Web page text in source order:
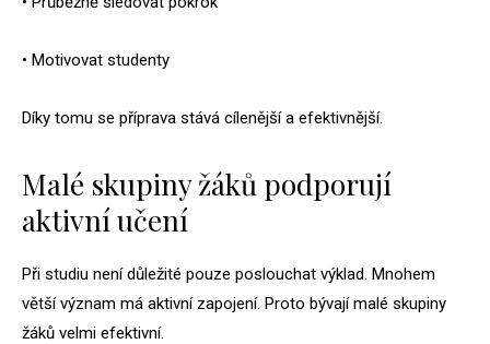
• Motivovat studenty
Díky tomu se příprava stává cílenější a efektivnější.
Malé skupiny žáků podporují
aktivní učení
Při studiu není důležité pouze poslouchat výklad. Mnohem
větší význam má aktivní zapojení. Proto bývají malé skupiny
žáků velmi efektivní.